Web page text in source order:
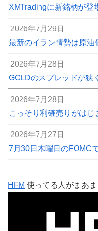
XMTradingに新銘柄が登
2026年7月29日
最新のイラン情勢は原油
2026年7月28日
GOLDのスプレッドが狭
2026年7月28日
こっそり利確売りがはじ
2026年7月27日
7月30日木曜日のFOMC
HFM 使ってる人がまあ